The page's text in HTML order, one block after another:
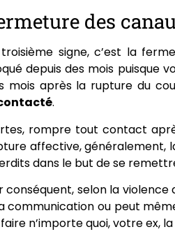
des
troisième signe, c’est la
depuis des mois puisque
mois après la rupture du
.
rompre tout contact
affective, généralement,
dans le but de se
conséquent, selon la
communication ou peut
n’importe quoi, votre ex,